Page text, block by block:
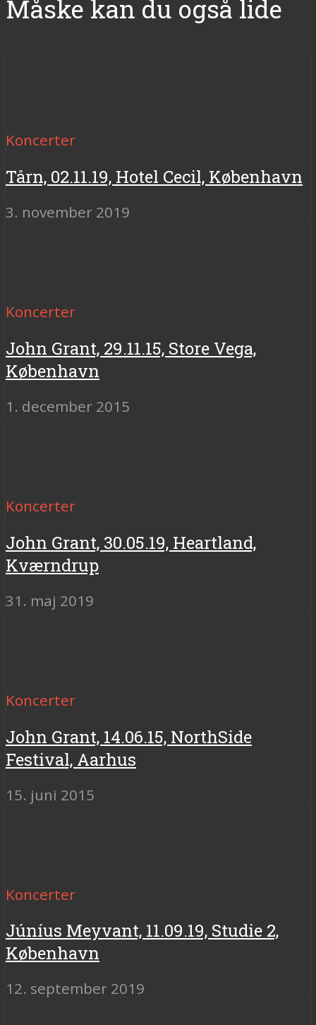
Måske kan du også lide
Koncerter
Tårn, 02.11.19, Hotel Cecil, København
3. november 2019
Koncerter
John Grant, 29.11.15, Store Vega,
København
1. december 2015
Koncerter
John Grant, 30.05.19, Heartland,
Kværndrup
31. maj 2019
Koncerter
John Grant, 14.06.15, NorthSide
Festival, Aarhus
15. juni 2015
Koncerter
Júníus Meyvant, 11.09.19, Studie 2,
København
12. september 2019